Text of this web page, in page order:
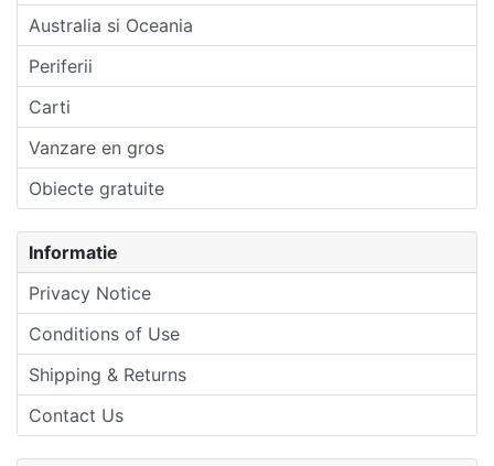
Australia si Oceania
Periferii
Carti
Vanzare en gros
Obiecte gratuite
Informatie
Privacy Notice
Conditions of Use
Shipping & Returns
Contact Us